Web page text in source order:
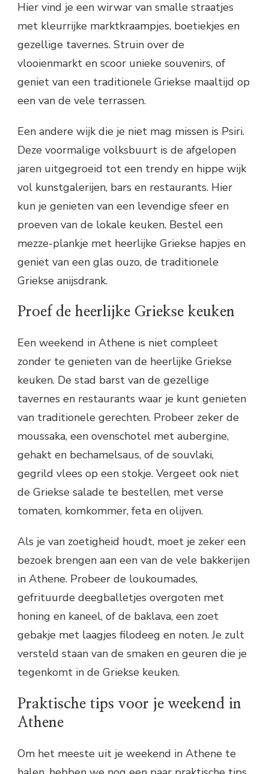
Hier vind je een wirwar van smalle straatjes
met kleurrijke marktkraampjes, boetiekjes en
gezellige tavernes. Struin over de
vlooienmarkt en scoor unieke souvenirs, of
geniet van een traditionele Griekse maaltijd op
een van de vele terrassen.
Een andere wijk die je niet mag missen is Psiri.
Deze voormalige volksbuurt is de afgelopen
jaren uitgegroeid tot een trendy en hippe wijk
vol kunstgalerijen, bars en restaurants. Hier
kun je genieten van een levendige sfeer en
proeven van de lokale keuken. Bestel een
mezze-plankje met heerlijke Griekse hapjes en
geniet van een glas ouzo, de traditionele
Griekse anijsdrank.
Proef de heerlijke Griekse keuken
Een weekend in Athene is niet compleet
zonder te genieten van de heerlijke Griekse
keuken. De stad barst van de gezellige
tavernes en restaurants waar je kunt genieten
van traditionele gerechten. Probeer zeker de
moussaka, een ovenschotel met aubergine,
gehakt en bechamelsaus, of de souvlaki,
gegrild vlees op een stokje. Vergeet ook niet
de Griekse salade te bestellen, met verse
tomaten, komkommer, feta en olijven.
Als je van zoetigheid houdt, moet je zeker een
bezoek brengen aan een van de vele bakkerijen
in Athene. Probeer de loukoumades,
gefrituurde deegballetjes overgoten met
honing en kaneel, of de baklava, een zoet
gebakje met laagjes filodeeg en noten. Je zult
versteld staan van de smaken en geuren die je
tegenkomt in de Griekse keuken.
Praktische tips voor je weekend in
Athene
Om het meeste uit je weekend in Athene te